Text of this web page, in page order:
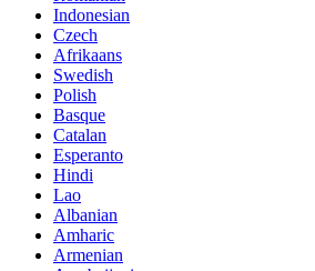
Indonesian
Czech
Afrikaans
Swedish
Polish
Basque
Catalan
Esperanto
Hindi
Lao
Albanian
Amharic
Armenian